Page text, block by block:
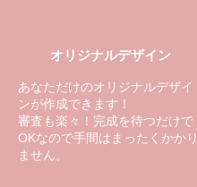
​オリジナルデザイン
あなただけのオリジナルデザイ
ンが作成できます！
​審査も楽々！完成を待つだけで
OKなので手間はまったくかかり
ません。